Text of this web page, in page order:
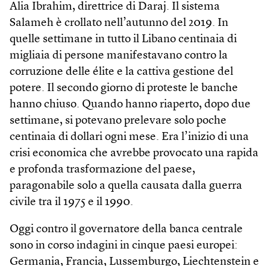
Alia Ibrahim, direttrice di Daraj. Il sistema
Salameh è crollato nell’autunno del 2019. In
quelle settimane in tutto il Libano centinaia di
migliaia di persone manifestavano contro la
corruzione delle élite e la cattiva gestione del
potere. Il secondo giorno di proteste le banche
hanno chiuso. Quando hanno riaperto, dopo due
settimane, si potevano prelevare solo poche
centinaia di dollari ogni mese. Era l’inizio di una
crisi economica che avrebbe provocato una rapida
e profonda trasformazione del paese,
paragonabile solo a quella causata dalla guerra
civile tra il 1975 e il 1990.
Oggi contro il governatore della banca centrale
sono in corso indagini in cinque paesi europei:
Germania, Francia, Lussemburgo, Liechtenstein e